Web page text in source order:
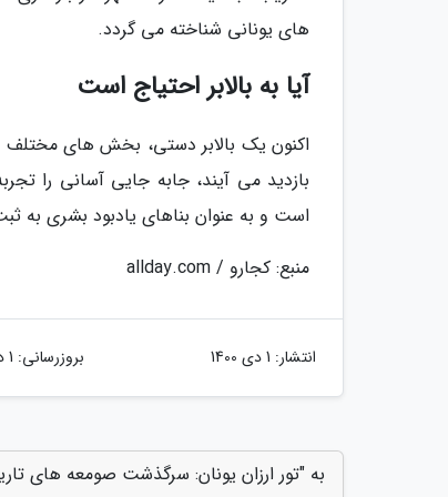
های یونانی شناخته می گردد.
آیا به بالابر احتیاج است
اکنون یک بالابر دستی، بخش های مختلف
بازدید می آیند، جابه جایی آسانی را
است و به عنوان بناهای یادبود بشری به
منبع: کجارو / allday.com
انتشار: 1 دی 1400 بروزرسانی: 1 دی 1400
به "تور ارزان یونان: سرگذشت صومعه های